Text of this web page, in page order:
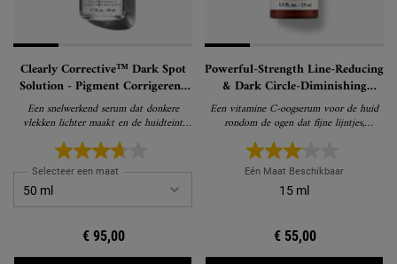
Clearly Corrective™ Dark Spot
Solution - Pigment Corrigerend
Serum
Een snelwerkend serum dat donkere
vlekken lichter maakt en de huidteint
zichtbaar helderder maakt
Selecteer een maat
€ 95,00
Powerful-Strength Line-Reducing
& Dark Circle-Diminishing
Vitamin C Eye Serum – Vitamine
C Oogserum
Een vitamine C-oogserum voor de huid
rondom de ogen dat fijne lijntjes,
kraaienpootjes en donkere kringen
zichtbaar vermindert.
Eén Maat Beschikbaar
15 ml
€ 55,00